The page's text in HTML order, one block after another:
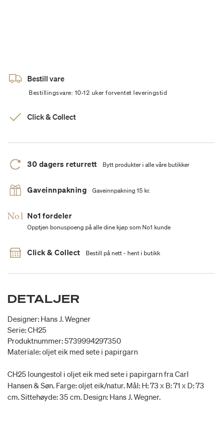
Bestill vare
Bestillingsvare: 10-12 uker forventet leveringstid
Click & Collect
30 dagers returrett Bytt produkter i alle våre butikker
Gaveinnpakning Gaveinnpakning 15 kr.
No1 fordeler
Opptjen bonuspoeng på alle dine kjøp som No1 kunde
Click & Collect Bestill på nett - hent i butikk
DETALJER
Designer: Hans J. Wegner
Serie: CH25
Produktnummer: 5739994297350
Materiale: oljet eik med sete i papirgarn
CH25 loungestol i oljet eik med sete i papirgarn fra Carl
Hansen & Søn. Farge: oljet eik/natur. Mål: H: 73 x B: 71 x D: 73
cm. Sittehøyde: 35 cm. Design: Hans J. Wegner.